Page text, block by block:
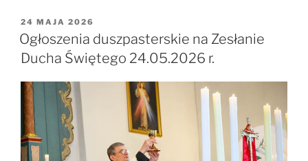
uroczystość
Trójcy
Przenajświętszej
31.05.2026
r.”
OPUBLIKOWANE
W
24 MAJA 2026
Ogłoszenia duszpasterskie na Zesłanie
Ducha Świętego 24.05.2026 r.